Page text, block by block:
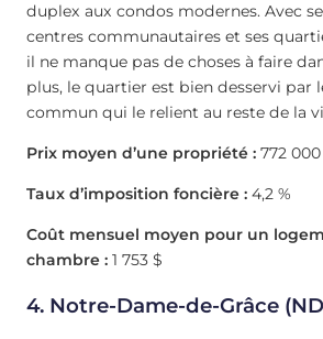
duplex aux condos modernes. Avec
centres communautaires et ses
il ne manque pas de choses à faire
plus, le quartier est bien desservi par
commun qui le relient au reste de la
Prix moyen d’une propriété : 772
Taux d’imposition foncière : 4,2 %
Coût mensuel moyen pour un
chambre : 1 753 $
4. Notre-Dame-de-Grâce